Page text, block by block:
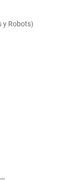
y Robots)